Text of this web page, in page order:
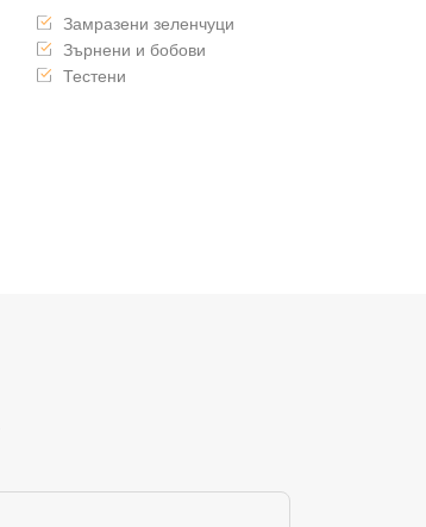
Замразени зеленчуци
Зърнени и бобови
Тестени